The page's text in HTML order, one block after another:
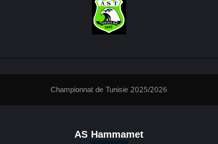
Championnat de Tunisie 2025/2026
AS Hammamet